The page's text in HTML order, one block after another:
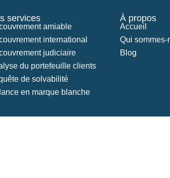
services
amiable
international
judiciaire
du portefeuille clients
de solvabilité
en marque blanche
À propos
Accueil
Qui sommes-
Blog